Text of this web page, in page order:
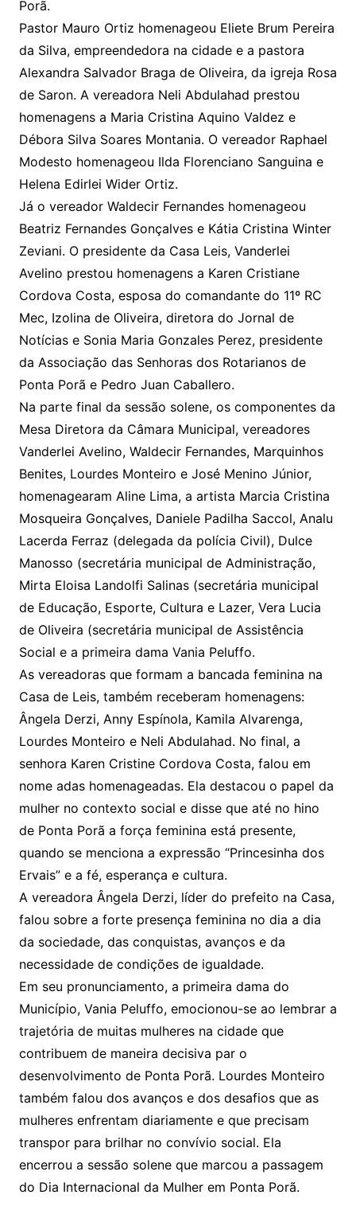
Porã.
Pastor Mauro Ortiz homenageou Eliete Brum Pereira
da Silva, empreendedora na cidade e a pastora
Alexandra Salvador Braga de Oliveira, da igreja Rosa
de Saron. A vereadora Neli Abdulahad prestou
homenagens a Maria Cristina Aquino Valdez e
Débora Silva Soares Montania. O vereador Raphael
Modesto homenageou Ilda Florenciano Sanguina e
Helena Edirlei Wider Ortiz.
Já o vereador Waldecir Fernandes homenageou
Beatriz Fernandes Gonçalves e Kátia Cristina Winter
Zeviani. O presidente da Casa Leis, Vanderlei
Avelino prestou homenagens a Karen Cristiane
Cordova Costa, esposa do comandante do 11º RC
Mec, Izolina de Oliveira, diretora do Jornal de
Notícias e Sonia Maria Gonzales Perez, presidente
da Associação das Senhoras dos Rotarianos de
Ponta Porã e Pedro Juan Caballero.
Na parte final da sessão solene, os componentes da
Mesa Diretora da Câmara Municipal, vereadores
Vanderlei Avelino, Waldecir Fernandes, Marquinhos
Benites, Lourdes Monteiro e José Menino Júnior,
homenagearam Aline Lima, a artista Marcia Cristina
Mosqueira Gonçalves, Daniele Padilha Saccol, Analu
Lacerda Ferraz (delegada da polícia Civil), Dulce
Manosso (secretária municipal de Administração,
Mirta Eloisa Landolfi Salinas (secretária municipal
de Educação, Esporte, Cultura e Lazer, Vera Lucia
de Oliveira (secretária municipal de Assistência
Social e a primeira dama Vania Peluffo.
As vereadoras que formam a bancada feminina na
Casa de Leis, também receberam homenagens:
Ângela Derzi, Anny Espínola, Kamila Alvarenga,
Lourdes Monteiro e Neli Abdulahad. No final, a
senhora Karen Cristine Cordova Costa, falou em
nome adas homenageadas. Ela destacou o papel da
mulher no contexto social e disse que até no hino
de Ponta Porã a força feminina está presente,
quando se menciona a expressão “Princesinha dos
Ervais” e a fé, esperança e cultura.
A vereadora Ângela Derzi, líder do prefeito na Casa,
falou sobre a forte presença feminina no dia a dia
da sociedade, das conquistas, avanços e da
necessidade de condições de igualdade.
Em seu pronunciamento, a primeira dama do
Município, Vania Peluffo, emocionou-se ao lembrar a
trajetória de muitas mulheres na cidade que
contribuem de maneira decisiva par o
desenvolvimento de Ponta Porã. Lourdes Monteiro
também falou dos avanços e dos desafios que as
mulheres enfrentam diariamente e que precisam
transpor para brilhar no convívio social. Ela
encerrou a sessão solene que marcou a passagem
do Dia Internacional da Mulher em Ponta Porã.